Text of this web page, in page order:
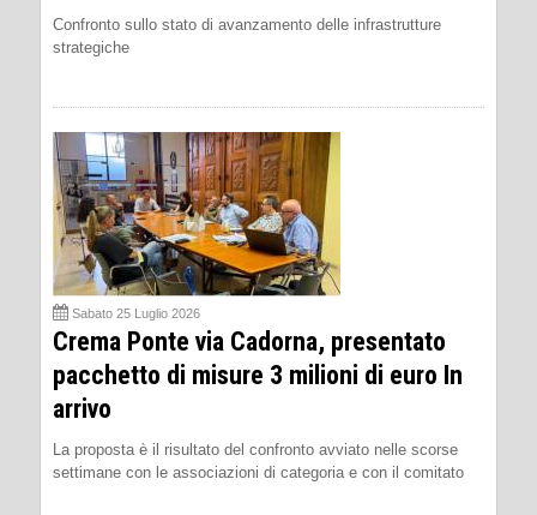
Confronto sullo stato di avanzamento delle infrastrutture
strategiche
Sabato 25 Luglio 2026
Crema Ponte via Cadorna, presentato
pacchetto di misure 3 milioni di euro In
arrivo
La proposta è il risultato del confronto avviato nelle scorse
settimane con le associazioni di categoria e con il comitato